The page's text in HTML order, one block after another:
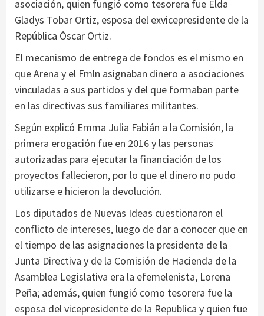
asociación, quien fungió como tesorera fue Elda
Gladys Tobar Ortiz, esposa del exvicepresidente de la
República Óscar Ortiz.
El mecanismo de entrega de fondos es el mismo en
que Arena y el Fmln asignaban dinero a asociaciones
vinculadas a sus partidos y del que formaban parte
en las directivas sus familiares militantes.
Según explicó Emma Julia Fabián a la Comisión, la
primera erogación fue en 2016 y las personas
autorizadas para ejecutar la financiación de los
proyectos fallecieron, por lo que el dinero no pudo
utilizarse e hicieron la devolución.
Los diputados de Nuevas Ideas cuestionaron el
conflicto de intereses, luego de dar a conocer que en
el tiempo de las asignaciones la presidenta de la
Junta Directiva y de la Comisión de Hacienda de la
Asamblea Legislativa era la efemelenista, Lorena
Peña; además, quien fungió como tesorera fue la
esposa del vicepresidente de la Republica y quien fue